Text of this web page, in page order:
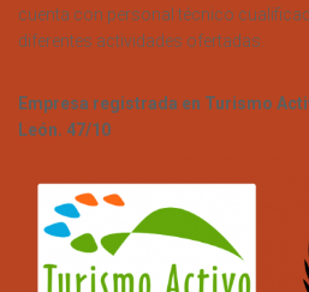
cuenta con personal técnico
diferentes actividades ofertadas.
Empresa registrada en Turismo
León. 47/10